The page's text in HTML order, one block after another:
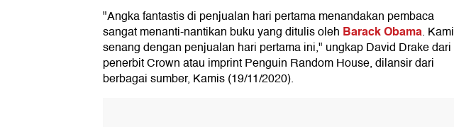
"Angka fantastis di penjualan hari pertama menandakan pembaca
sangat menanti-nantikan buku yang ditulis oleh Barack Obama. Kami
senang dengan penjualan hari pertama ini," ungkap David Drake dari
penerbit Crown atau imprint Penguin Random House, dilansir dari
berbagai sumber, Kamis (19/11/2020).